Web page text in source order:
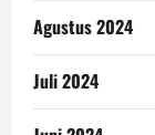
Agustus 2024
Juli 2024